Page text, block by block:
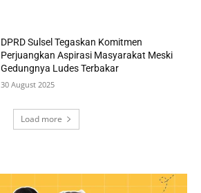
DPRD Sulsel Tegaskan Komitmen
Perjuangkan Aspirasi Masyarakat Meski
Gedungnya Ludes Terbakar
30 August 2025
Load more